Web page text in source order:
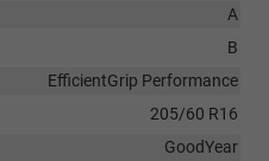
A
B
EfficientGrip Performance
205/60 R16
GoodYear